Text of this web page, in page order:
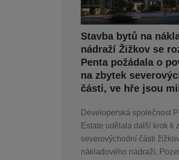
Stavba bytů na
nádraží Žižkov se
Penta požádala o
na zbytek
části, ve hře jsou
Developerská společnost
Estate udělala další krok k
severovýchodní části
nákladového nádraží.